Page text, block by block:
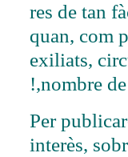
res de tan
quan, com
exiliats,
!,nombre
Per
interès,